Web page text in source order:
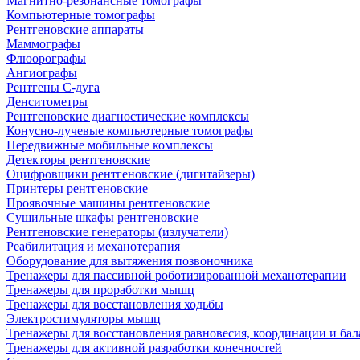
Компьютерные томографы
Рентгеновские аппараты
Маммографы
Флюорографы
Ангиографы
Рентгены С-дуга
Денситометры
Рентгеновские диагностические комплексы
Конусно-лучевые компьютерные томографы
Передвижные мобильные комплексы
Детекторы рентгеновские
Оцифровщики рентгеновские (дигитайзеры)
Принтеры рентгеновские
Проявочные машины рентгеновские
Сушильные шкафы рентгеновские
Рентгеновские генераторы (излучатели)
Реабилитация и механотерапия
Оборудование для вытяжения позвоночника
Тренажеры для пассивной роботизированной механотерапии
Тренажеры для проработки мышц
Тренажеры для восстановления ходьбы
Электростимуляторы мышц
Тренажеры для восстановления равновесия, координации и
Тренажеры для активной разработки конечностей